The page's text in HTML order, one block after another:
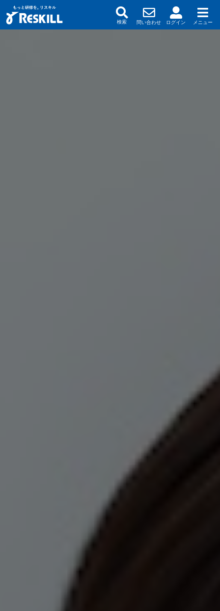
検索 問い合わせ ログイン メニュー